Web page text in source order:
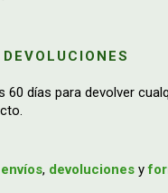
DEVOLUCIONES
60 días para devolver
envíos, devoluciones y